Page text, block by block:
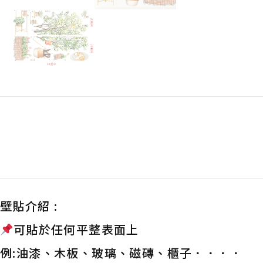
壁貼介紹 :
可貼於任何平整表面上
例:油漆、木板、玻璃、磁磚、櫃子．．．．